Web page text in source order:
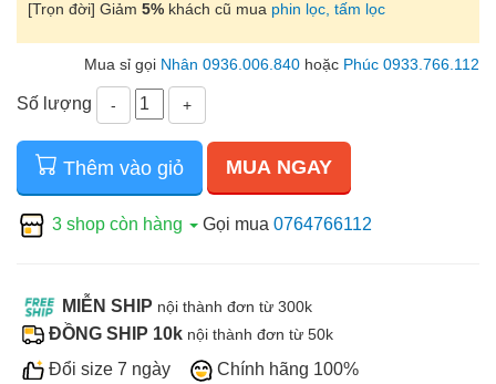
[Trọn đời] Giảm 5% khách cũ mua phin lọc, tấm lọc
Mua sỉ gọi Nhân 0936.006.840 hoặc Phúc 0933.766.112
Số lượng - +
Thêm vào giỏ MUA NGAY
3 shop còn hàng Gọi mua 0764766112
MIỄN SHIP nội thành đơn từ 300k
ĐỒNG SHIP 10k nội thành đơn từ 50k
Đổi size 7 ngày Chính hãng 100%